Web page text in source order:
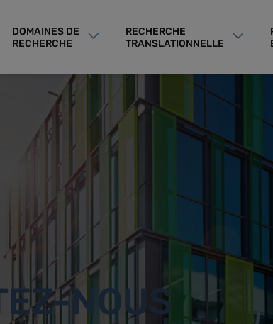
DOMAINES DE
RECHERCHE
RECHERCHE
TRANSLATIONNELLE
NOUS